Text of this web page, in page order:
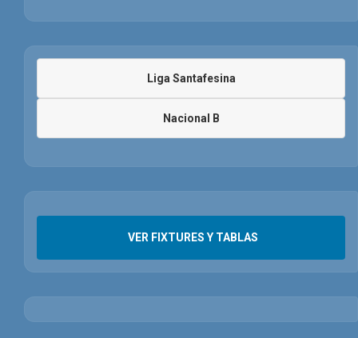
Liga Santafesina
Nacional B
VER FIXTURES Y TABLAS